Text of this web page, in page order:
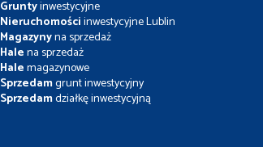
Gruntyinwestycyjne
Nieruchomościinwestycyjne Lublin
Magazynyna sprzedaż
Halena sprzedaż
Halemagazynowe
Sprzedamgrunt inwestycyjny
Sprzedamdziałkę inwestycyjną